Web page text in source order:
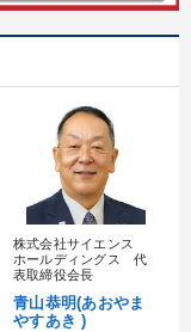
株式会社サイエンス
ホールディングス 代
表取締役会長
青山恭明(あおやま
やすあき )